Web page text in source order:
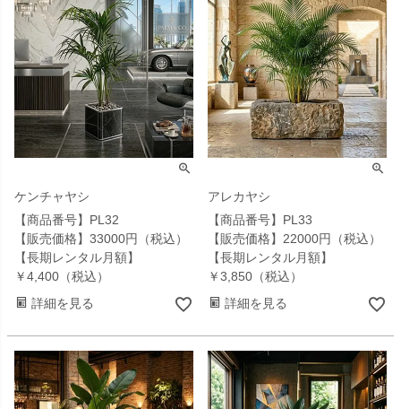
ケンチャヤシ
【商品番号】PL32
【販売価格】33000円（税込）
【長期レンタル月額】
￥4,400（税込）
詳細を見る
アレカヤシ
【商品番号】PL33
【販売価格】22000円（税込）
【長期レンタル月額】
￥3,850（税込）
詳細を見る